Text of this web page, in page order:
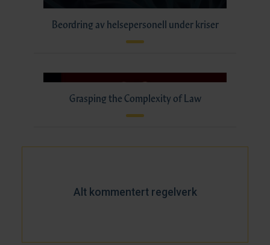
Beordring av helsepersonell under kriser
Grasping the Complexity of Law
Alt kommentert regelverk